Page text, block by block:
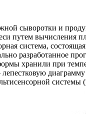
сыворотки и
путем вычисления
система,
разработанное
хранили при
системы